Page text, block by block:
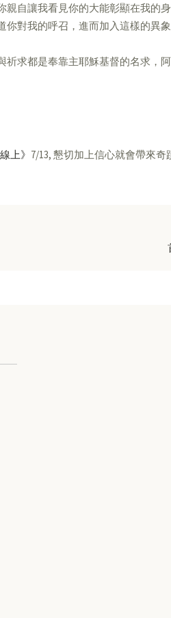
親自讓我看見你的大能彰顯在我的
你對我的呼召，進而加入這樣的異
祈求都是奉靠主耶穌基督的名求，阿
上》 7/13, 懇切加上信心就會帶來奇